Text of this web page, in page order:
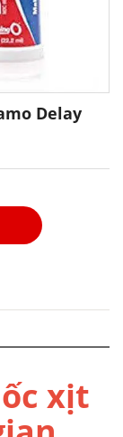
Delay
xịt